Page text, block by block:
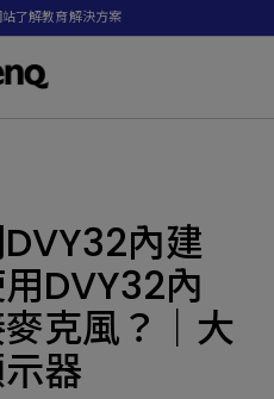
了解教育解決方案
內建
DVY32內
克風？｜大
器